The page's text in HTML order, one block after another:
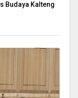
Budaya Kalteng